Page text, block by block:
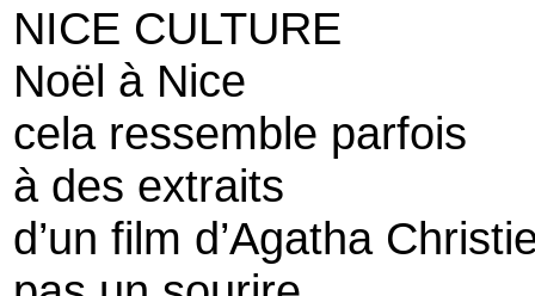
NICE CULTURE
Noël à Nice
cela ressemble parfois
à des extraits
d’un film d’Agatha